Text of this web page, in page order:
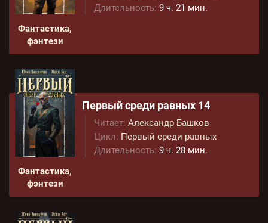
Фантастика,
фэнтези
Длительность: 9 ч. 21 мин.
Фантастика,
фэнтези
Первый среди равных 14
Читает: Александр Башков
Цикл: Первый среди равных
Длительность: 9 ч. 28 мин.